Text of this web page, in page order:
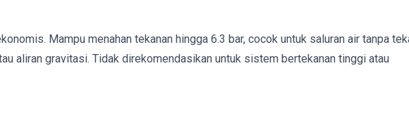
Mampu menahan tekanan hingga 6.3 bar, cocok untuk saluran air tanpa
aliran gravitasi. Tidak direkomendasikan untuk sistem bertekanan tinggi atau